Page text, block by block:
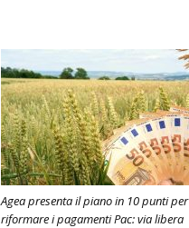
Agea presenta il piano in 10 punti per
riformare i pagamenti Pac: via libera